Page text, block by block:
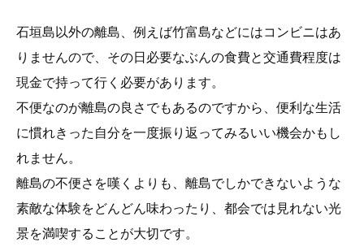
石垣島以外の離島、例えば竹富島などにはコンビニはあ
りませんので、その日必要なぶんの食費と交通費程度は
現金で持って行く必要があります。
不便なのが離島の良さでもあるのですから、便利な生活
に慣れきった自分を一度振り返ってみるいい機会かもし
れません。
離島の不便さを嘆くよりも、離島でしかできないような
素敵な体験をどんどん味わったり、都会では見れない光
景を満喫することが大切です。